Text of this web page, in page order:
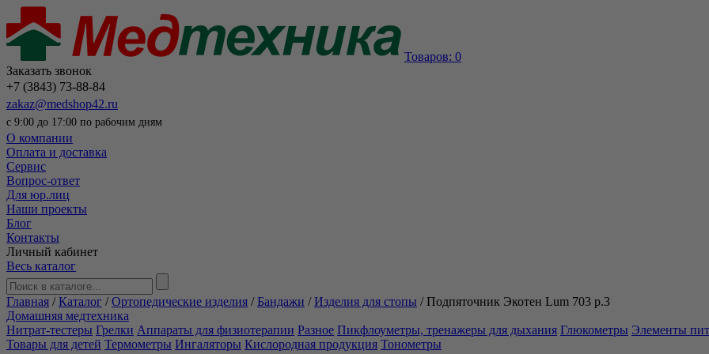
Товаров: 0
Заказать звонок
+7 (3843) 73-88-84
zakaz@medshop42.ru
с 9:00 до 17:00 по рабочим дням
О компании
Оплата и доставка
Сервис
Вопрос-ответ
Для юр.лиц
Наши проекты
Блог
Контакты
Личный кабинет
Весь каталог
Главная /Каталог /Ортопедические изделия / Бандажи /Изделия для стопы /Подпяточник Экотен Lum 703 р.3
Домашняя медтехника
Нитрат-тестеры Грелки Аппараты для физиотерапии Разное Пикфлоуметры, тренажеры для дыхания Глюкометры Элементы
Товары для детей Термометры Ингаляторы Кислородная продукция Тонометры